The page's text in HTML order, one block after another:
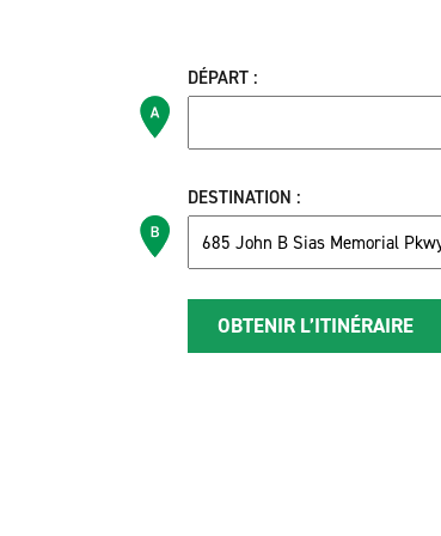
DÉPART :
DESTINATION :